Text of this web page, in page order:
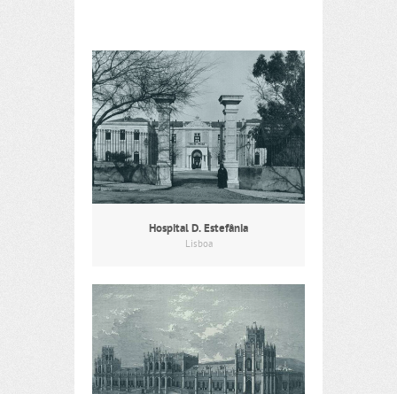
Hospital D. Estefânia
Lisboa